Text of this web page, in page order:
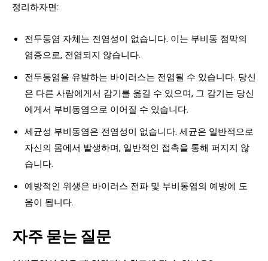
정리하자면:
전두동염 자체는 전염성이 없습니다. 이는 부비동 점막의
염증으로, 전염되지 않습니다.
전두동염을 유발하는 바이러스는 전염될 수 있습니다. 당신
은 다른 사람에게서 감기를 옮길 수 있으며, 그 감기는 당신
에게서 부비동염으로 이어질 수 있습니다.
세균성 부비동염은 전염성이 없습니다. 세균은 일반적으로
자신의 몸에서 발생하며, 일반적인 접촉을 통해 퍼지지 않
습니다.
예방적인 위생은 바이러스 전파 및 부비동염의 예방에 도
움이 됩니다.
자주 묻는 질문